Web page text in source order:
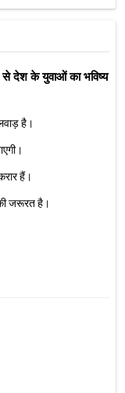
से देश के युवाओं का भविष्य
है।
हैं।
जरूरत है।